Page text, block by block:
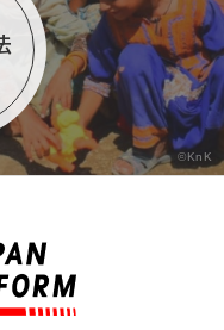
©KnK